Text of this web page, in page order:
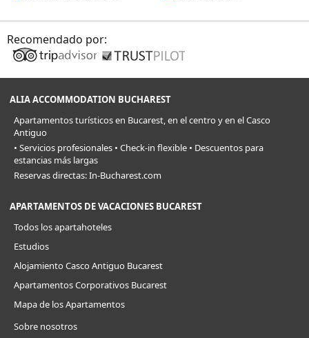
Recomendado por:
ALIA ACCOMMODATION BUCHAREST
Apartamentos turísticos en Bucarest, en el centro y en el Casco
Antiguo
• Servicios profesionales • Check-in flexible • Descuentos para
estancias más largas
Reservas directas: In-Bucharest.com
APARTAMENTOS DE VACACIONES BUCAREST
Todos los apartahoteles
Estudios
Alojamiento Casco Antiguo Bucarest
Apartamentos Corporativos Bucarest
Mapa de los Apartamentos
Sobre nosotros